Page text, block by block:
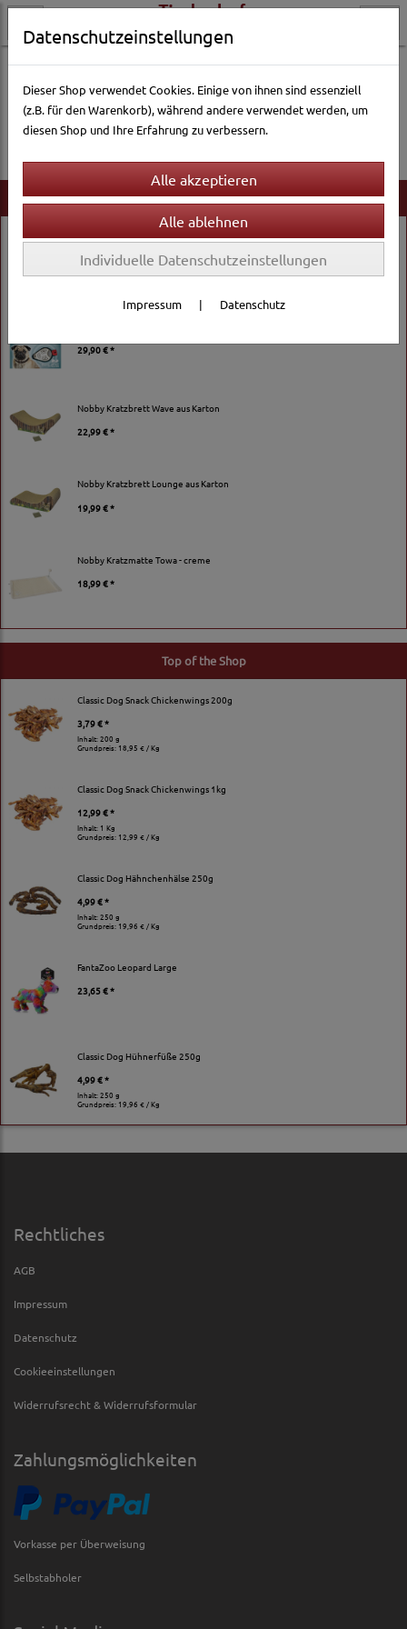
Neu im Shop
Chipsi Extra small
24,19 € *
Inhalt: 15 Kg
29,90 € *
Nobby Kratzbrett Wave aus Karton
22,99 € *
Nobby Kratzbrett Lounge aus Karton
19,99 € *
Nobby Kratzmatte Towa - creme
18,99 € *
Es wurden leider keine Produkte gefunden.
Top of the Shop
Classic Dog Snack Chickenwings 200g
3,79 € *
Inhalt: 200 g
Grundpreis: 18,95 € / Kg
Classic Dog Snack Chickenwings 1kg
12,99 € *
Inhalt: 1 Kg
Grundpreis: 12,99 € / Kg
Classic Dog Hähnchenhälse 250g
4,99 € *
Inhalt: 250 g
Grundpreis: 19,96 € / Kg
FantaZoo Leopard Large
23,65 € *
Classic Dog Hühnerfüße 250g
4,99 € *
Inhalt: 250 g
Grundpreis: 19,96 € / Kg
Rechtliches
AGB
Impressum
Datenschutz
Cookieeinstellungen
Widerrufsrecht & Widerrufsformular
Zahlungsmöglichkeiten
Vorkasse per Überweisung
Selbstabholer
Datenschutzeinstellungen
Dieser Shop verwendet Cookies. Einige von ihnen sind essenziell
(z.B. für den Warenkorb), während andere verwendet werden, um
diesen Shop und Ihre Erfahrung zu verbessern.
Individuelle Datenschutzeinstellungen
Impressum | Datenschutz